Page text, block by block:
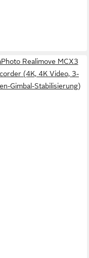
Realimove MCX3
(4K, 4K Video, 3-
Gimbal-Stabilisierung)